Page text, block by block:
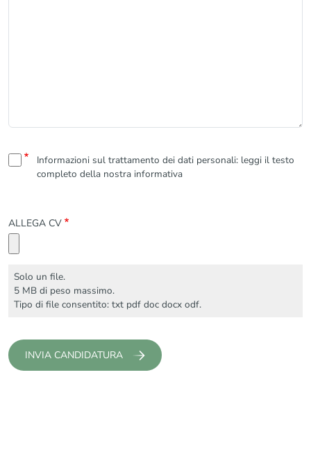
ON
Informazioni sul trattamento dei dati personali: leggi il testo
completo della nostra informativa
ALLEGA CV
Solo un file.
5 MB di peso massimo.
Tipo di file consentito: txt pdf doc docx odf.